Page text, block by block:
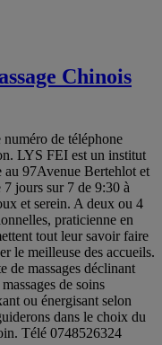
Chinois
de téléphone
LYS FEI est un institut
au 97Avenue Bertehlot et
jours sur 7 de 9:30 à
et serein. A deux ou 4
praticienne en
tout leur savoir faire
le meilleuse des accueils.
de massages déclinant
de soins
ou énergisant selon
dans le choix du
Télé 0748526324